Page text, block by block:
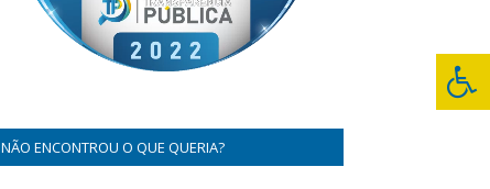
NÃO ENCONTROU O QUE QUERIA?